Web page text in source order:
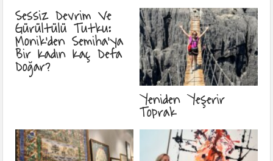
Sessiz Devrim Ve
Gürültülü Tutku:
Monik’den Semiha’ya
Bir Kadın Kaç Defa
Doğar?
Yeniden Yeşerir
Toprak